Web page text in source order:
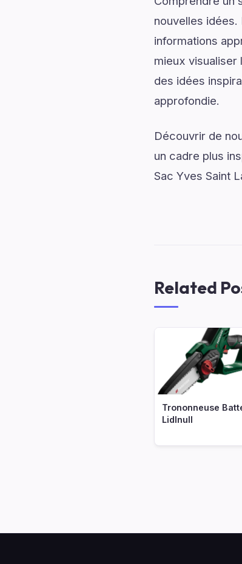
nouvelles
informations
mieux visualiser
des idées
approfondie.
Découvrir de
un cadre plus
Sac Yves Saint
Related
Trononneuse
Lidlnull